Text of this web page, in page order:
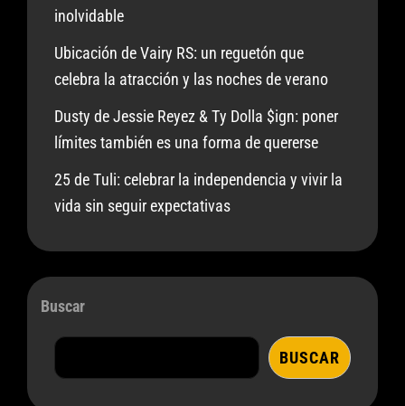
inolvidable
Ubicación de Vairy RS: un reguetón que
celebra la atracción y las noches de verano
Dusty de Jessie Reyez & Ty Dolla $ign: poner
límites también es una forma de quererse
25 de Tuli: celebrar la independencia y vivir la
vida sin seguir expectativas
Buscar
BUSCAR